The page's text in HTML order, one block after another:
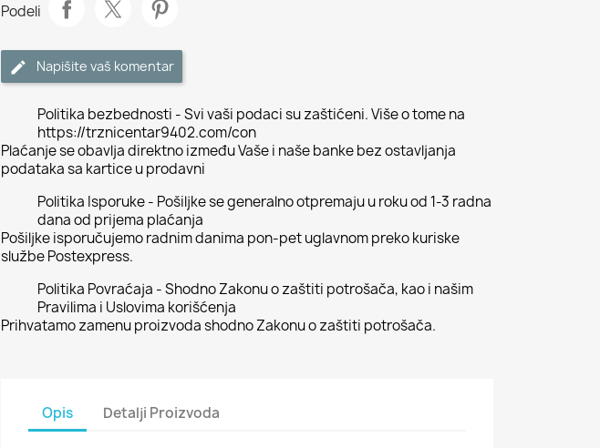
Podeli
Napišite vaš komentar
Politika bezbednosti - Svi vaši podaci su zaštićeni. Više o tome na
https://trznicentar9402.com/con
Plaćanje se obavlja direktno između Vaše i naše banke bez ostavljanja
podataka sa kartice u prodavni
Politika Isporuke - Pošiljke se generalno otpremaju u roku od 1-3 radna
dana od prijema plaćanja
Pošiljke isporučujemo radnim danima pon-pet uglavnom preko kuriske
službe Postexpress.
Politika Povraćaja - Shodno Zakonu o zaštiti potrošača, kao i našim
Pravilima i Uslovima korišćenja
Prihvatamo zamenu proizvoda shodno Zakonu o zaštiti potrošača.
Opis Detalji Proizvoda